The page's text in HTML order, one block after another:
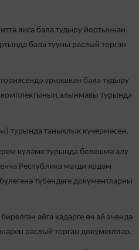
яисә бала тудыру йортыннан
бала тууны раслый торган
урнашкан бала тудыру
комплектының алынмавы турында
турында таныклык күчермәсен.
күләме турында белешмә алу
Республика матди ярдәм
түбәндәге документларны
айга кадәрге өч ай эчендә
раслый торган документлар.